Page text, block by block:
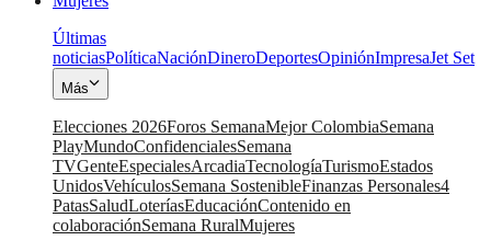
Últimas
noticiasPolíticaNaciónDineroDeportesOpiniónImpresaJet Set
Más
Elecciones 2026Foros SemanaMejor ColombiaSemana
PlayMundoConfidencialesSemana
TVGenteEspecialesArcadiaTecnologíaTurismoEstados
UnidosVehículosSemana SostenibleFinanzas Personales4
PatasSaludLoteríasEducaciónContenido en
colaboraciónSemana RuralMujeres